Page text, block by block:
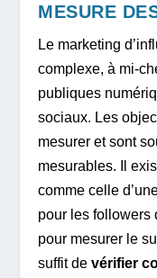
MESURE
Le marketing
complexe, à mi-
publiques
sociaux. Les
mesurer et sont
mesurables. Il
comme celle
pour les followers
pour mesurer le
suffit devérifier